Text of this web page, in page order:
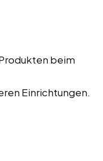
beim
Einrichtungen.